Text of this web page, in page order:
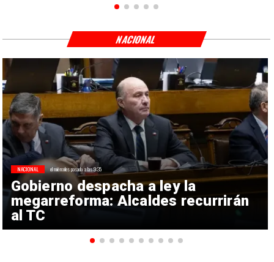
Gobierno despacha a ley la
megarreforma: Alcaldes recurrirán
al TC
NACIONAL el miércoles pasado a las 9:35
NACIONAL